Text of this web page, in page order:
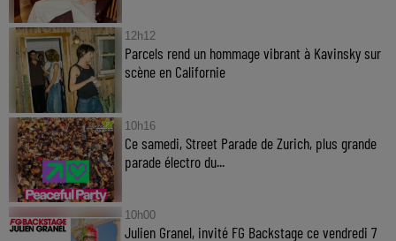
12h12
Parcels rend un hommage vibrant à Kavinsky sur
scène en Californie
10h16
Ce samedi, Street Parade de Zurich, plus grande
parade électro du...
10h00
Julien Granel, invité FG Backstage ce vendredi 7